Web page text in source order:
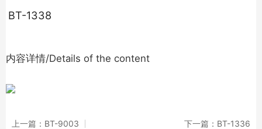
BT-1338
内容详情/Details of the content
上一篇：BT-9003 下一篇：BT-1336